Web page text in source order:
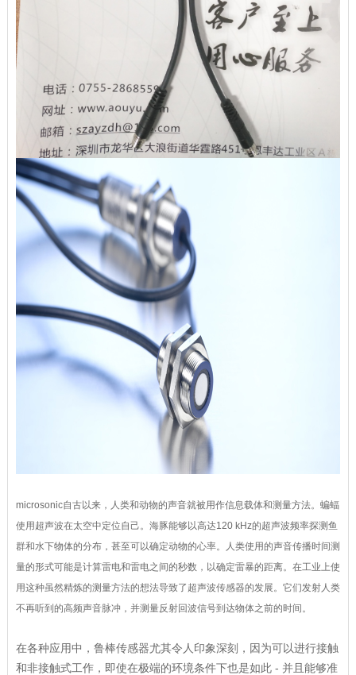
microsonic自古以来，人类和动物的声音就被用作信息载体和测量方法。蝙蝠
使用超声波在太空中定位自己。海豚能够以高达120 kHz的超声波频率探测鱼
群和水下物体的分布，甚至可以确定动物的心率。人类使用的声音传播时间测
量的形式可能是计算雷电和雷电之间的秒数，以确定雷暴的距离。在工业上使
用这种虽然精炼的测量方法的想法导致了超声波传感器的发展。它们发射人类
不再听到的高频声音脉冲，并测量反射回波信号到达物体之前的时间。
在各种应用中，鲁棒传感器尤其令人印象深刻，因为可以进行接触
和非接触式工作，即使在极端的环境条件下也是如此 - 并且能够准